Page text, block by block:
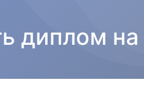
диплом